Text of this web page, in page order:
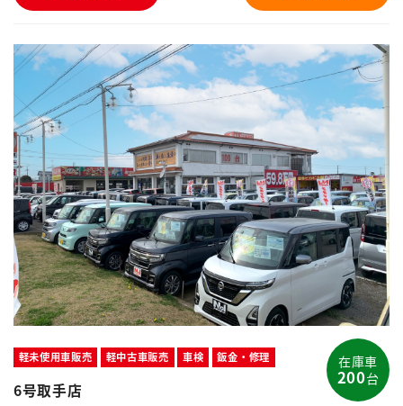
軽未使用車販売 軽中古車販売 車検 鈑金・修理
6号取手店
在庫車
200台